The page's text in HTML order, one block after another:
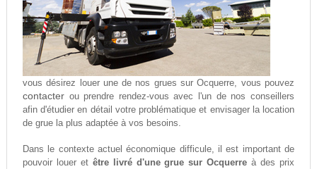
vous désirez louer une de nos grues sur Ocquerre, vous pouvez
contacterou prendre rendez-vous avec l'un de nos conseillers
afin d'étudier en détail votre problématique et envisager la location
de grue la plus adaptée à vos besoins.
Dans le contexte actuel économique difficule, il est important de
pouvoir louer et être livré d'une grue sur Ocquerre à des prix